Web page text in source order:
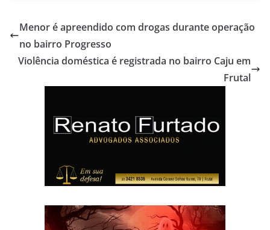
Menor é apreendido com drogas durante operação
no bairro Progresso
Violência doméstica é registrada no bairro Caju em
Frutal